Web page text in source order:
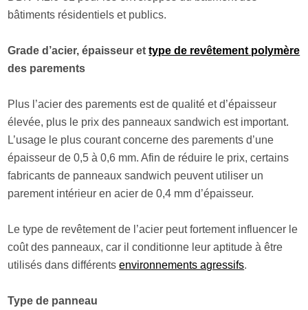
bâtiments résidentiels et publics.
Grade d’acier, épaisseur ettype de revêtement polymère
des parements
Plus l’acier des parements est de qualité et d’épaisseur
élevée, plus le prix des panneaux sandwich est important.
L’usage le plus courant concerne des parements d’une
épaisseur de 0,5 à 0,6 mm. Afin de réduire le prix, certains
fabricants de panneaux sandwich peuvent utiliser un
parement intérieur en acier de 0,4 mm d’épaisseur.
Le type de revêtement de l’acier peut fortement influencer le
coût des panneaux, car il conditionne leur aptitude à être
utilisés dans différentsenvironnements agressifs.
Type de panneau